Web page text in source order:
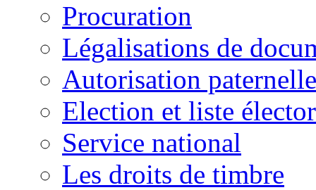
Procuration
Légalisations de
Autorisation paternelle
Election et liste
Service national
Les droits de timbre